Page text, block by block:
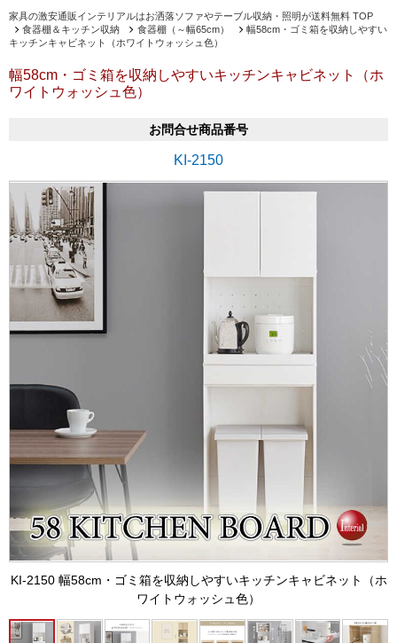
家具の激安通販インテリアルはお洒落ソファやテーブル収納・照明が送料無料 TOP
食器棚＆キッチン収納
食器棚（～幅65cm）
幅58cm・ゴミ箱を収納しやすい
キッチンキャビネット（ホワイトウォッシュ色）
幅58cm・ゴミ箱を収納しやすいキッチンキャビネット（ホ
ワイトウォッシュ色）
お問合せ商品番号
KI-2150
KI-2150 幅58cm・ゴミ箱を収納しやすいキッチンキャビネット（ホ
ワイトウォッシュ色）